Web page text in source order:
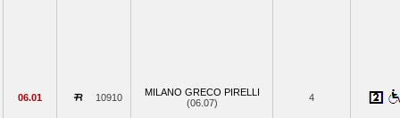
06.01 10910
MILANO GRECO PIRELLI
(06.07)
4